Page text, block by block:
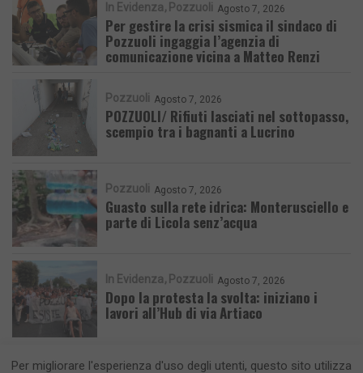
In Evidenza Pozzuoli Agosto 7, 2026
Per gestire la crisi sismica il sindaco di
Pozzuoli ingaggia l’agenzia di
comunicazione vicina a Matteo Renzi
Pozzuoli Agosto 7, 2026
POZZUOLI/ Rifiuti lasciati nel sottopasso,
scempio tra i bagnanti a Lucrino
Pozzuoli Agosto 7, 2026
Guasto sulla rete idrica: Monterusciello e
parte di Licola senz’acqua
In Evidenza Pozzuoli Agosto 7, 2026
Dopo la protesta la svolta: iniziano i
lavori all’Hub di via Artiaco
Per migliorare l'esperienza d'uso degli utenti, questo sito utilizza